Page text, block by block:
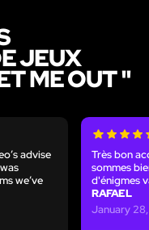
JEUX
ME OUT "
advise
we’ve
Très bon
sommes
d'énigmes
RAFAEL
January